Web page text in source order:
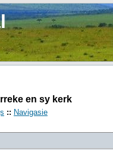
en sy kerk
:: Navigasie